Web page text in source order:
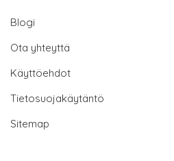
Blogi
Ota yhteyttä
Käyttöehdot
Tietosuojakäytäntö
Sitemap